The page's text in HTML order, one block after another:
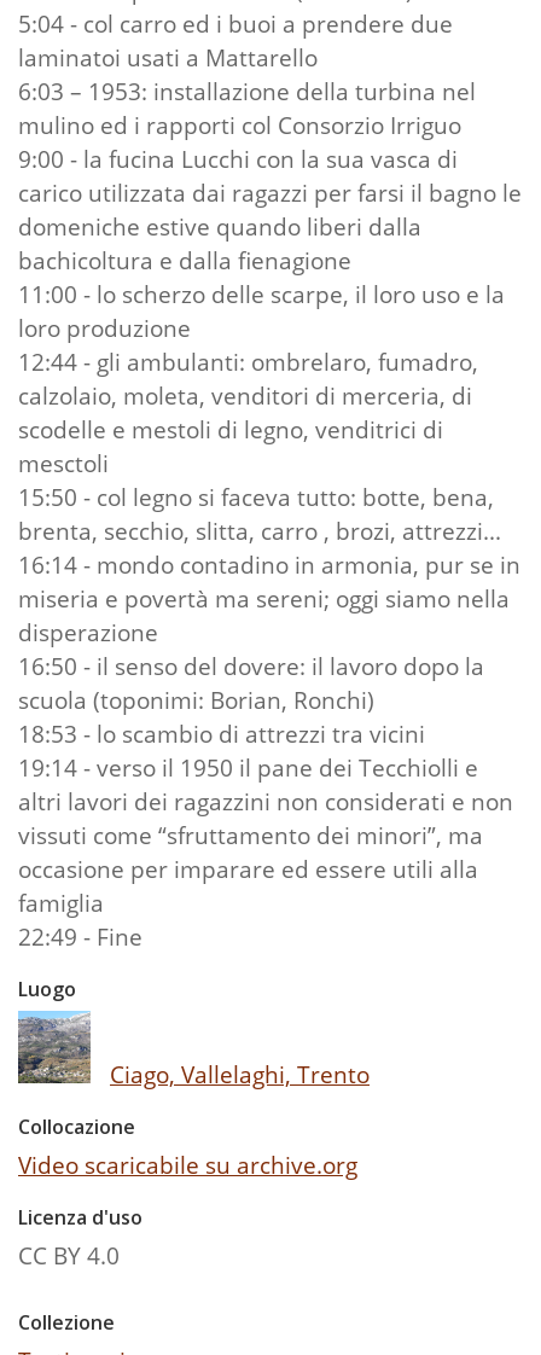
5:04 - col carro ed i buoi a prendere due
laminatoi usati a Mattarello
6:03 – 1953: installazione della turbina nel
mulino ed i rapporti col Consorzio Irriguo
9:00 - la fucina Lucchi con la sua vasca di
carico utilizzata dai ragazzi per farsi il bagno le
domeniche estive quando liberi dalla
bachicoltura e dalla fienagione
11:00 - lo scherzo delle scarpe, il loro uso e la
loro produzione
12:44 - gli ambulanti: ombrelaro, fumadro,
calzolaio, moleta, venditori di merceria, di
scodelle e mestoli di legno, venditrici di
mesctoli
15:50 - col legno si faceva tutto: botte, bena,
brenta, secchio, slitta, carro , brozi, attrezzi...
16:14 - mondo contadino in armonia, pur se in
miseria e povertà ma sereni; oggi siamo nella
disperazione
16:50 - il senso del dovere: il lavoro dopo la
scuola (toponimi: Borian, Ronchi)
18:53 - lo scambio di attrezzi tra vicini
19:14 - verso il 1950 il pane dei Tecchiolli e
altri lavori dei ragazzini non considerati e non
vissuti come “sfruttamento dei minori”, ma
occasione per imparare ed essere utili alla
famiglia
22:49 - Fine
Luogo
Ciago, Vallelaghi, Trento
Collocazione
Video scaricabile su archive.org
Licenza d'uso
CC BY 4.0
Collezione